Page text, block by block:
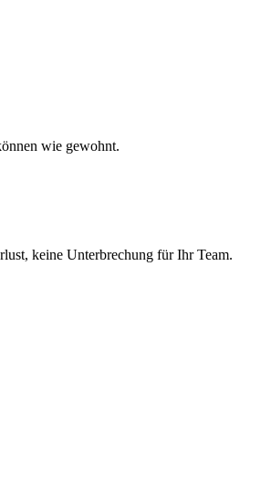
wie gewohnt.
keine Unterbrechung für Ihr Team.